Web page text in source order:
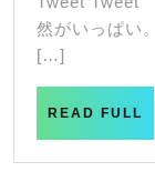
然がいっぱい
[…]
READ FULL